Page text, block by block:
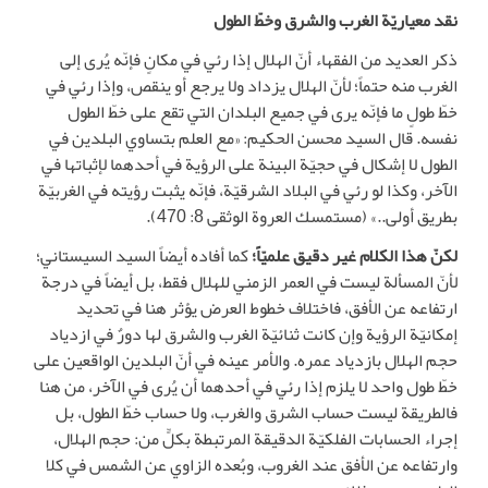
نقد معياريّة الغرب والشرق وخطّ الطول
ذكر العديد من الفقهاء أنّ الهلال إذا رئي في مكانٍ فإنّه يُرى إلى
الغرب منه حتماً؛ لأنّ الهلال يزداد ولا يرجع أو ينقص، وإذا رئي في
خطّ طولٍ ما فإنّه يرى في جميع البلدان التي تقع على خطّ الطول
نفسه. قال السيد محسن الحكيم: «مع العلم بتساوي البلدين في
الطول لا إشكال في حجيّة البينة على الرؤية في أحدهما لإثباتها في
الآخر، وكذا لو رئي في البلاد الشرقيّة، فإنّه يثبت رؤيته في الغربيّة
بطريق أولى..» (مستمسك العروة الوثقى 8: 470).
لكنّ هذا الكلام غير دقيق علميّاً؛كما أفاده أيضاً السيد السيستاني؛
لأنّ المسألة ليست في العمر الزمني للهلال فقط، بل أيضاً في درجة
ارتفاعه عن الأفق، فاختلاف خطوط العرض يؤثر هنا في تحديد
إمكانيّة الرؤية وإن كانت ثنائيّة الغرب والشرق لها دورٌ في ازدياد
حجم الهلال بازدياد عمره. والأمر عينه في أنّ البلدين الواقعين على
خطّ طول واحد لا يلزم إذا رئي في أحدهما أن يُرى في الآخر، من هنا
فالطريقة ليست حساب الشرق والغرب، ولا حساب خطّ الطول، بل
إجراء الحسابات الفلكيّة الدقيقة المرتبطة بكلٍّ من: حجم الهلال،
وارتفاعه عن الأفق عند الغروب، وبُعده الزاوي عن الشمس في كلا